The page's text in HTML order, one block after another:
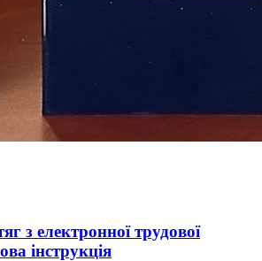
з електронної трудової
інструкція